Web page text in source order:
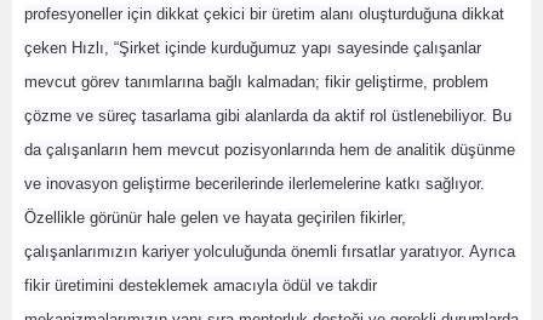
profesyoneller için dikkat çekici bir üretim alanı oluşturduğuna dikkat
çeken Hızlı, “Şirket içinde kurduğumuz yapı sayesinde çalışanlar
mevcut görev tanımlarına bağlı kalmadan; fikir geliştirme, problem
çözme ve süreç tasarlama gibi alanlarda da aktif rol üstlenebiliyor. Bu
da çalışanların hem mevcut pozisyonlarında hem de analitik düşünme
ve inovasyon geliştirme becerilerinde ilerlemelerine katkı sağlıyor.
Özellikle görünür hale gelen ve hayata geçirilen fikirler,
çalışanlarımızın kariyer yolculuğunda önemli fırsatlar yaratıyor. Ayrıca
fikir üretimini desteklemek amacıyla ödül ve takdir